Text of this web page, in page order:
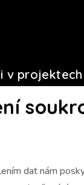
dat nám
v projektech